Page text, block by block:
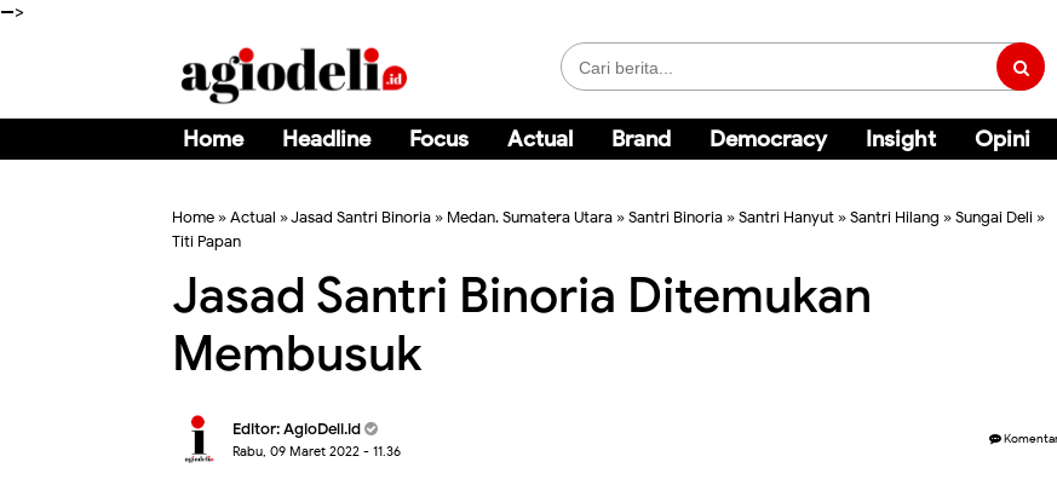
-->
Home Headline Focus Actual Brand Democracy Insight Opini
Home »Actual »Jasad Santri Binoria » Medan. Sumatera Utara »Santri Binoria »Santri Hanyut »Santri Hilang »Sungai Deli »
Titi Papan
Jasad Santri Binoria Ditemukan
Membusuk
Editor:AgioDeli.id
Rabu, 09 Maret 2022 - 11.36